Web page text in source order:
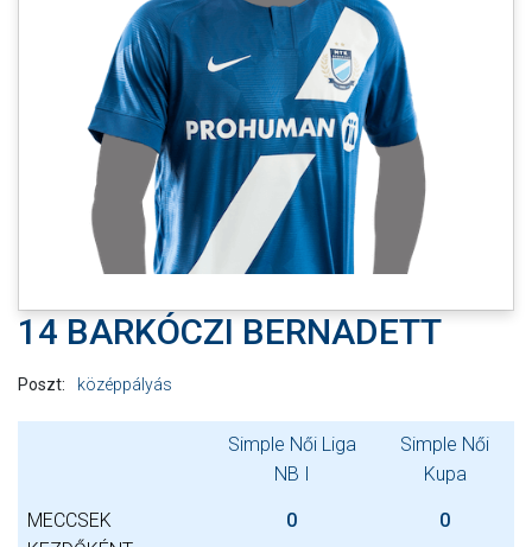
GALÉRIA
SZURKOLÓI ÉLMÉNYEK
SAJTÓ
14 BARKÓCZI BERNADETT
Poszt: középpályás
Simple Női Liga
NB I
Simple Női
Kupa
MECCSEK
0 0